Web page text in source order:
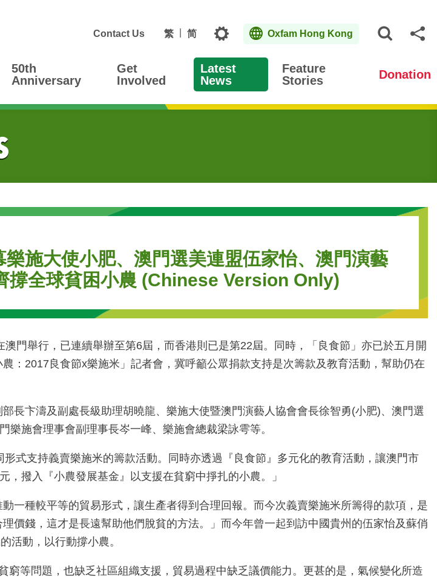
Contact Us 繁 简 Topics Oxfam Hong Kong
50th
Anniversary
Get
Involved
Latest
News
Feature
Stories
Donation
施大使小肥、澳門選美連盟伍家怡、澳門演藝
全球貧困小農 (Chinese Version Only)
門舉行，已連續舉辦至第6屆，而香港則已是第22屆。同時，「良食節」亦已於五月開
：2017良食節x樂施米」記者會，冀呼籲公眾捐款支持是次籌款及教育活動，幫助仍在
長卞濤及副處長級助理胡曉龍、樂施大使暨澳門演藝人協會會長徐智勇(小肥)、澳門選
施會理事會副理事長岑一峰、樂施會總裁梁詠雩等。
式支持義賣樂施米的籌款活動。同時亦透過『良食節』多元化的教育活動，讓澳門市
撥入『小農發展基金』以支援在貧窮中掙扎的小農。」
一種較平等的貿易形式，讓生產者得到合理回報。而今次義賣樂施米所籌得的款項，是
價錢，這才是長遠幫助他們脫貧的方法。」而今年曾一起到訪中國貴州的伍家怡及蘇俏
活動，以行動撐小農。
等問題，也缺乏社區組織支援，貿易過程中缺乏議價能力。更甚的是，氣候變化所造